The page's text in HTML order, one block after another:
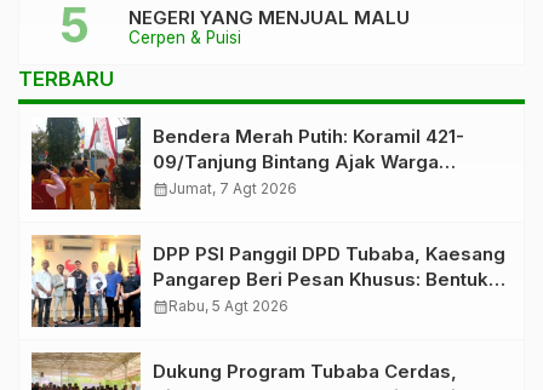
Cerpen & Puisi
NEGERI YANG MENJUAL MALU
TERBARU
Bendera Merah Putih: Koramil 421-
09/Tanjung Bintang Ajak Warga
Kibarkan Bendera, Kobarkan
calendar_monthJumat, 7 Agt 2026
DPP PSI Panggil DPD Tubaba, Kaesang
Pangarep Beri Pesan Khusus: Bentuk
Struktur Hingga TPS Demi
calendar_monthRabu, 5 Agt 2026
Dukung Program Tubaba Cerdas,